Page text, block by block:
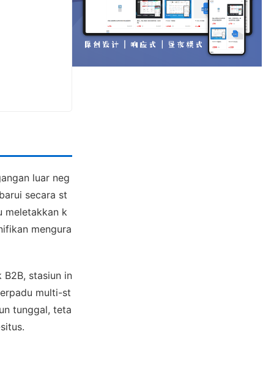
luar neg
secara st
meletakkan k
mengura
stasiun in
multi-st
tunggal, teta